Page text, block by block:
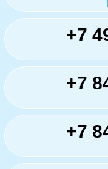
+7
+7
+7